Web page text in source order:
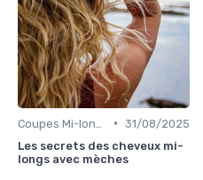
• 31/08/2025
Les secrets des cheveux mi-
longs avec mèches